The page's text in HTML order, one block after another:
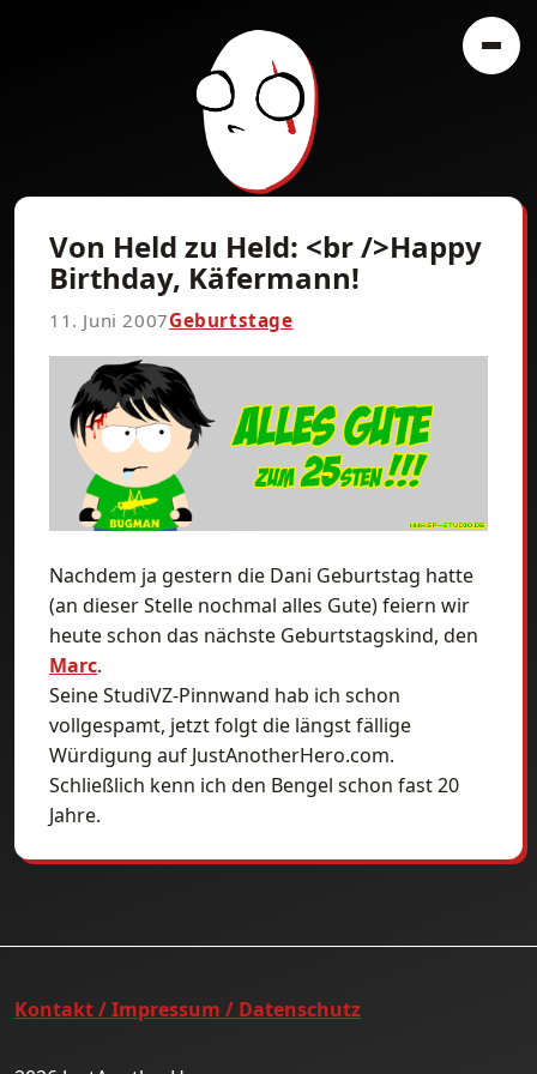
Von Held zu Held: <br />Happy
Birthday, Käfermann!
11. Juni 2007Geburtstage
Nachdem ja gestern die Dani Geburtstag hatte
(an dieser Stelle nochmal alles Gute) feiern wir
heute schon das nächste Geburtstagskind, den
Marc.
Seine StudiVZ-Pinnwand hab ich schon
vollgespamt, jetzt folgt die längst fällige
Würdigung auf JustAnotherHero.com.
Schließlich kenn ich den Bengel schon fast 20
Jahre.
Kontakt / Impressum / Datenschutz